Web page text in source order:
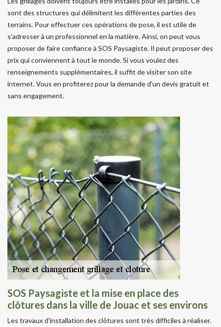
sont des structures qui délimitent les différentes parties des
terrains. Pour effectuer ces opérations de pose, il est utile de
s'adresser à un professionnel en la matière. Ainsi, on peut vous
proposer de faire confiance à SOS Paysagiste. Il peut proposer des
prix qui conviennent à tout le monde. Si vous voulez des
renseignements supplémentaires, il suffit de visiter son site
internet. Vous en profiterez pour la demande d'un devis gratuit et
sans engagement.
SOS Paysagiste et la mise en place des
clôtures dans la ville de Jouac et ses environs
Les travaux d'installation des clôtures sont très difficiles à réaliser.